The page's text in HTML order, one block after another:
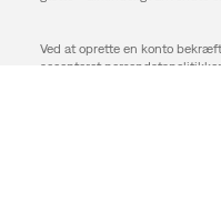
Ved at oprette en konto
accepteret